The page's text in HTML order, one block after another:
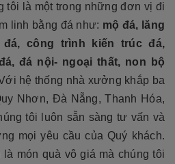
tôi là một trong những đơn vị đi
linh bằng đá như: mộ đá, lăng
công trình kiến trúc đá,
đá nội- ngoại thất, non bộ
hệ thống nhà xưởng khắp ba
Nhơn, Đà Nẵng, Thanh Hóa,
tôi luôn sẵn sàng tư vấn và
mọi yêu cầu của Quý khách.
là món quà vô giá mà chúng tôi